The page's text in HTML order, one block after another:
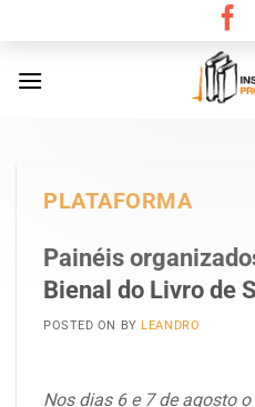
content
PLATAFORMA
Painéis
Bienal do Livro de
POSTED ON BY LEANDRO
Nos dias 6 e 7 de agosto